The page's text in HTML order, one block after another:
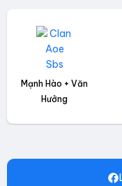
Mạnh Hào + Văn
Hưởng